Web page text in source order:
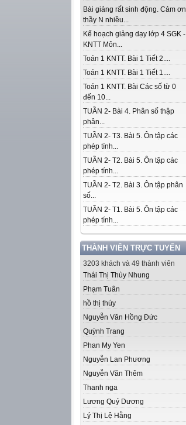
Bài giảng rất sinh động. Cảm ơn
thầy N nhiều...
Kế hoạch giảng dạy lớp 4 SGK -
KNTT Môn...
Toán 1 KNTT. Bài 1 Tiết 2....
Toán 1 KNTT. Bài 1 Tiết 1....
Toán 1 KNTT. Bài Các số từ 0
đến 10...
TUẦN 2- Bài 4. Phân số thập
phân...
TUẦN 2- T3. Bài 5. Ôn tập các
phép tính...
TUẦN 2- T2. Bài 5. Ôn tập các
phép tính...
TUẦN 2- T2. Bài 3. Ôn tập phân
số...
TUẦN 2- T1. Bài 5. Ôn tập các
phép tính...
THÀNH VIÊN TRỰC TUYẾN
3203 khách và 49 thành viên
Thái Thị Thùy Nhung
Phạm Tuân
hồ thị thúy
Nguyễn Văn Hồng Đức
Quỳnh Trang
Phan My Yen
Nguyễn Lan Phương
Nguyễn Văn Thêm
Thanh nga
Lương Quý Dương
Lý Thị Lệ Hằng